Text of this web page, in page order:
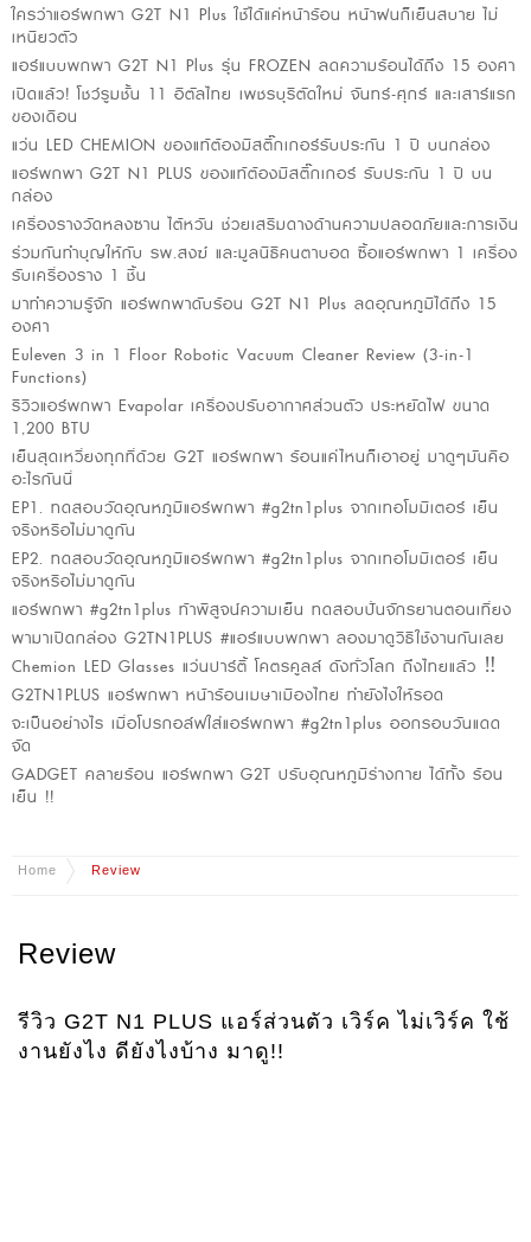
ใครว่าแอร์พกพา G2T N1 Plus ใช้ได้แค่หน้าร้อน หน้าฝนก็เย็นสบาย ไม่
เหนียวตัว
แอร์แบบพกพา G2T N1 Plus รุ่น FROZEN ลดความร้อนได้ถึง 15 องศา
เปิดแล้ว! โชว์รูมชั้น 11 อิตัลไทย เพชรบุรีตัดใหม่ จันทร์-ศุกร์ และเสาร์แรก
ของเดือน
แว่น LED CHEMION ของแท้ต้องมีสติ๊กเกอร์รับประกัน 1 ปี บนกล่อง
แอร์พกพา G2T N1 PLUS ของแท้ต้องมีสติ๊กเกอร์ รับประกัน 1 ปี บน
กล่อง
เครื่องรางวัดหลงซาน ไต้หวัน ช่วยเสริมดางด้านความปลอดภัยและการเงิน
ร่วมกันทำบุญให้กับ รพ.สงฆ์ และมูลนิธิคนตาบอด ซื้อแอร์พกพา 1 เครื่อง
รับเครื่องราง 1 ชิ้น
มาทำความรู้จัก แอร์พกพาดับร้อน G2T N1 Plus ลดอุณหภูมิได้ถึง 15
องศา
Euleven 3 in 1 Floor Robotic Vacuum Cleaner Review (3-in-1
Functions)
รีวิวแอร์พกพา Evapolar เครื่องปรับอากาศส่วนตัว ประหยัดไฟ ขนาด
1,200 BTU
เย็นสุดเหวี่ยงทุกที่ด้วย G2T แอร์พกพา ร้อนแค่ไหนก็เอาอยู่ มาดูๆมันคือ
อะไรกันนี่
EP1. ทดสอบวัดอุณหภูมิแอร์พกพา #g2tn1plus จากเทอโมมิเตอร์ เย็น
จริงหรือไม่มาดูกัน
EP2. ทดสอบวัดอุณหภูมิแอร์พกพา #g2tn1plus จากเทอโมมิเตอร์ เย็น
จริงหรือไม่มาดูกัน
แอร์พกพา #g2tn1plus ท้าพิสูจน์ความเย็น ทดสอบปั่นจักรยานตอนเที่ยง
พามาเปิดกล่อง G2TN1PLUS #แอร์แบบพกพา ลองมาดูวิธีใช้งานกันเลย
Chemion LED Glasses แว่นปาร์ตี้ โคตรคูลล์ ดังทั่วโลก ถึงไทยแล้ว ‼️
G2TN1PLUS แอร์พกพา หน้าร้อนเมษาเมืองไทย ทำยังไงให้รอด
จะเป็นอย่างไร เมื่อโปรกอล์ฟใส่แอร์พกพา #g2tn1plus ออกรอบวันแดด
จัด
GADGET คลายร้อน แอร์พกพา G2T ปรับอุณหภูมิร่างกาย ได้ทั้ง ร้อน
เย็น !!
Home Review
Review
รีวิว G2T N1 PLUS แอร์ส่วนตัว เวิร์ค ไม่เวิร์ค ใช้
งานยังไง ดียังไงบ้าง มาดู!!